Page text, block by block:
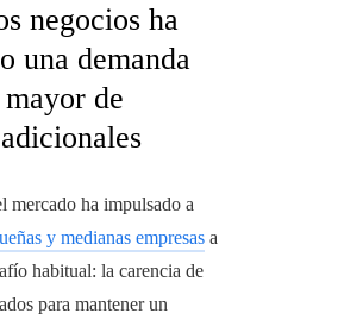
negocios ha
una demanda
de
mercado ha impulsado a
y medianas empresas a
habitual: la carencia de
para mantener un